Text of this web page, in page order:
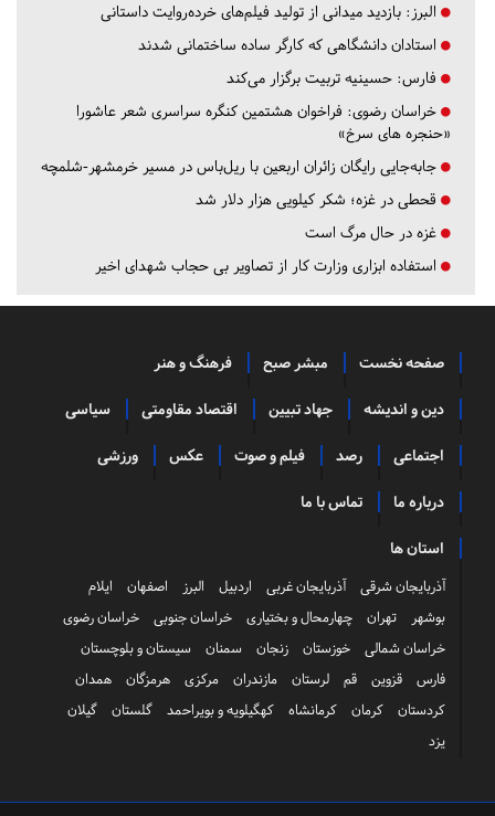
البرز: بازدید میدانی از تولید فیلم‌های خرده‌روایت داستانی
استادان دانشگاهی که کارگر ساده ساختمانی شدند
فارس: حسینیه تربیت برگزار می‌کند
خراسان رضوی: فراخوان هشتمین کنگره سراسری شعر عاشورا
«حنجره های سرخ»
جابه‌جایی رایگان زائران اربعین با ریل‌باس در مسیر خرمشهر-شلمچه
قحطی در غزه؛ شکر کیلویی هزار دلار شد
غزه در حال مرگ است
استفاده ابزاری وزارت کار از تصاویر بی حجاب شهدای اخیر
صفحه نخست مبشر صبح فرهنگ و هنر
دین و اندیشه جهاد تبیین اقتصاد مقاومتی سیاسی
اجتماعی رصد فیلم و صوت عکس ورزشی
درباره ما تماس با ما
استان ها
آذربایجان شرقی آذربایجان غربی اردبیل البرز اصفهان
ایلام
بوشهر
تهران چهارمحال و بختیاری خراسان جنوبی
خراسان رضوی
خراسان شمالی
خوزستان زنجان سمنان
سیستان و بلوچستان
فارس
قزوین قم لرستان مازندران مرکزی هرمزگان
همدان
کردستان
کرمان کرمانشاه کهگیلویه و بویراحمد گلستان
گیلان
یزد